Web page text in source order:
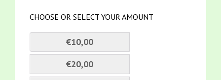
CHOOSE OR SELECT YOUR AMOUNT
€10,00
€20,00